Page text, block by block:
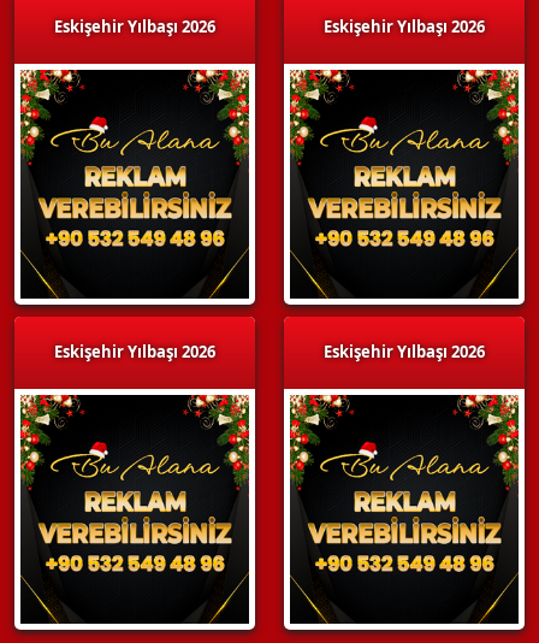
Eskişehir Yılbaşı 2026
Eskişehir Yılbaşı 2026
Eskişehir Yılbaşı 2026
Eskişehir Yılbaşı 2026